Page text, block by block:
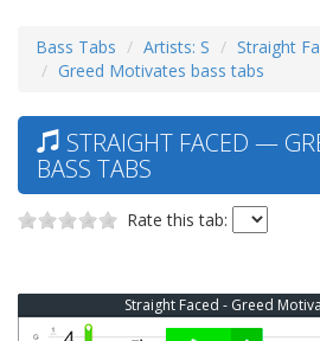
Bass Tabs Artists: S
Straight
Greed Motivates bass tabs
STRAIGHT FACED —
BASS TABS
Rate this tab:
Straight Faced - Greed